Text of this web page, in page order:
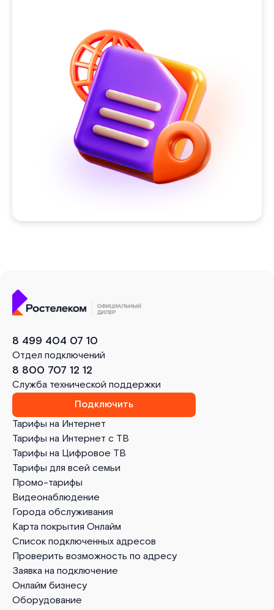
Тарифы на Интернет
Тарифы на Интернет с ТВ
Тарифы на Цифровое ТВ
Тарифы для всей семьи
Промо-тарифы
Видеонаблюдение
Города обслуживания
Карта покрытия Онлайм
Список подключенных адресов
Проверить возможность по адресу
Заявка на подключение
Онлайм бизнесу
Оборудование
8 499 404 07 10
Отдел подключений
8 800 707 12 12
Служба технической поддержки
Подключить